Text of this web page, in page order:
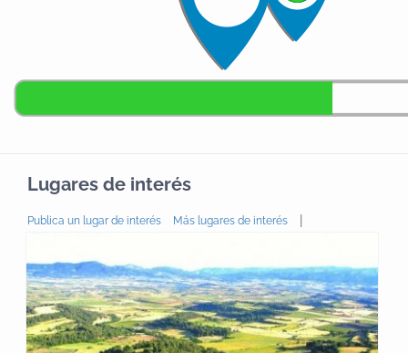
Lugares de interés
Publica un lugar de interés Más lugares de interés